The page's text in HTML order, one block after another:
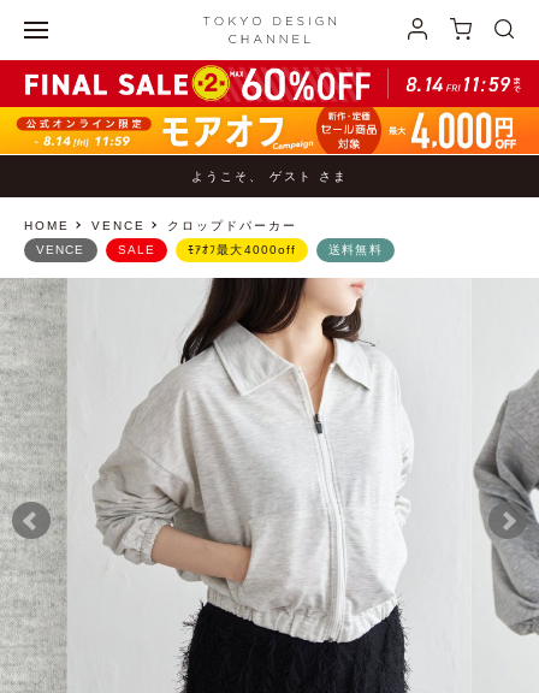
ようこそ、 ゲスト さま
HOME VENCE クロップドパーカー
VENCE SALE ﾓｱｵﾌ最大4000off 送料無料